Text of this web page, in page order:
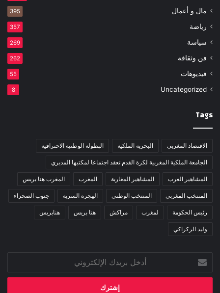
مال و أعمال 395
رياضة 357
سياسة 269
فن وثقافة 262
فيديوهات 55
Uncategorized
8
Tags
الاقتصاد المغربي البحرية الملكية البطولة الوطنية الاحترافية
الجامعة الملكية المغربية لكرة القدم تعقد اجتماعا لمكتبها المديري
المشاهير العرب المشاهير المغاربة المغرب المغرب هنا بريس
المنتخب المغربي المنتخب الوطني الهجرة السرية جنوب الصحراء
رئيس الحكومة لمغرب مراكش هنا بريس هنابريس
وليد الركراكي
أدخل
بريدك
الإلكتروني